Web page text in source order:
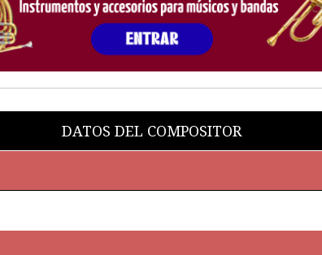
DATOS DEL COMPOSITOR